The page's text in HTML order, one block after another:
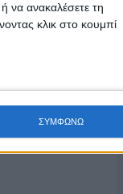
να ανακαλέσετε τη
κλικ στο κουμπί
ΣΥΜΦΩΝΩ